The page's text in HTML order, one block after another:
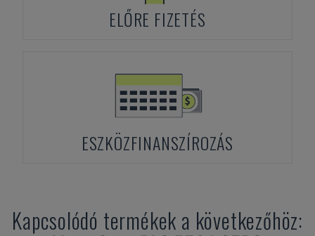
ELŐRE FIZETÉS
ESZKÖZFINANSZÍROZÁS
Kapcsolódó termékek a következőhöz: